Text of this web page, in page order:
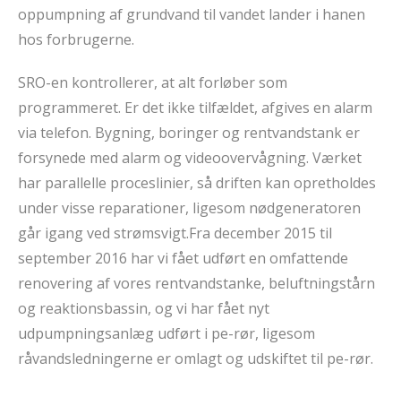
oppumpning af grundvand til vandet lander i hanen
hos forbrugerne.
SRO-en kontrollerer, at alt forløber som
programmeret. Er det ikke tilfældet, afgives en alarm
via telefon. Bygning, boringer og rentvandstank er
forsynede med alarm og videoovervågning. Værket
har parallelle proceslinier, så driften kan opretholdes
under visse reparationer, ligesom nødgeneratoren
går igang ved strømsvigt.Fra december 2015 til
september 2016 har vi fået udført en omfattende
renovering af vores rentvandstanke, beluftningstårn
og reaktionsbassin, og vi har fået nyt
udpumpningsanlæg udført i pe-rør, ligesom
råvandsledningerne er omlagt og udskiftet til pe-rør.